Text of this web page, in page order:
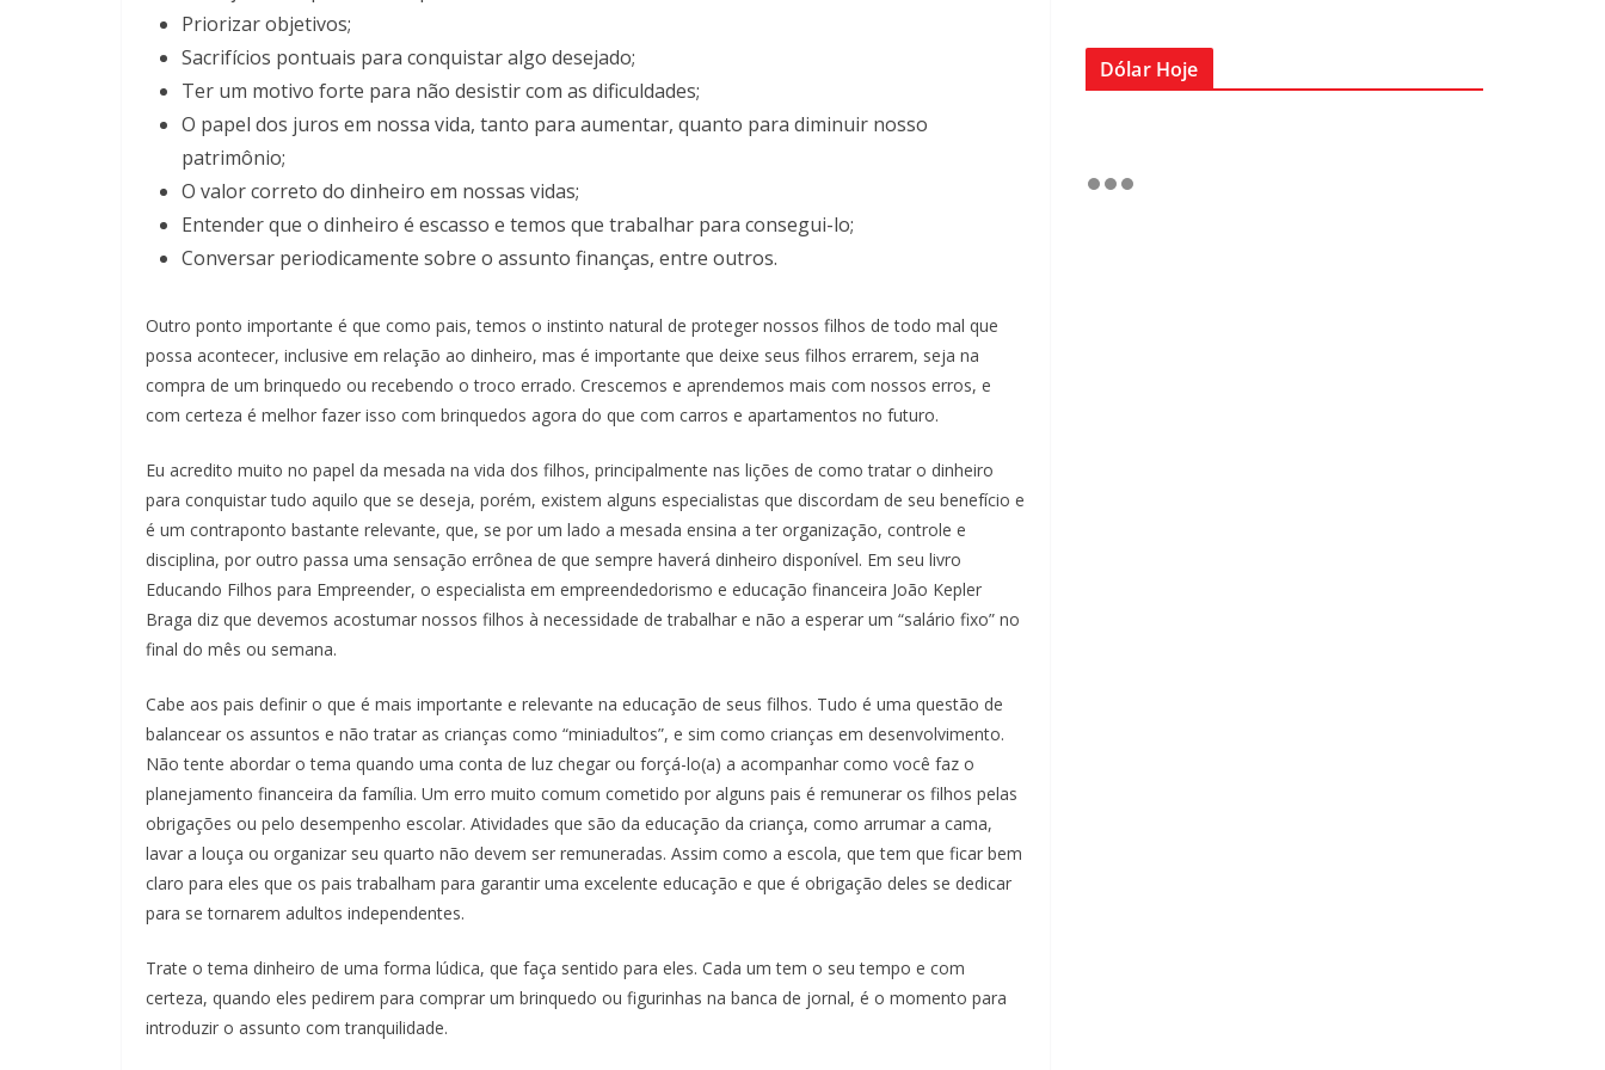
Priorizar objetivos;
Sacrifícios pontuais para conquistar algo desejado;
Ter um motivo forte para não desistir com as dificuldades;
O papel dos juros em nossa vida, tanto para aumentar, quanto para diminuir nosso
patrimônio;
O valor correto do dinheiro em nossas vidas;
Entender que o dinheiro é escasso e temos que trabalhar para consegui-lo;
Conversar periodicamente sobre o assunto finanças, entre outros.
Outro ponto importante é que como pais, temos o instinto natural de proteger nossos filhos de todo mal que
possa acontecer, inclusive em relação ao dinheiro, mas é importante que deixe seus filhos errarem, seja na
compra de um brinquedo ou recebendo o troco errado. Crescemos e aprendemos mais com nossos erros, e
com certeza é melhor fazer isso com brinquedos agora do que com carros e apartamentos no futuro.
Eu acredito muito no papel da mesada na vida dos filhos, principalmente nas lições de como tratar o dinheiro
para conquistar tudo aquilo que se deseja, porém, existem alguns especialistas que discordam de seu benefício e
é um contraponto bastante relevante, que, se por um lado a mesada ensina a ter organização, controle e
disciplina, por outro passa uma sensação errônea de que sempre haverá dinheiro disponível. Em seu livro
Educando Filhos para Empreender, o especialista em empreendedorismo e educação financeira João Kepler
Braga diz que devemos acostumar nossos filhos à necessidade de trabalhar e não a esperar um “salário fixo” no
final do mês ou semana.
Cabe aos pais definir o que é mais importante e relevante na educação de seus filhos. Tudo é uma questão de
balancear os assuntos e não tratar as crianças como “miniadultos”, e sim como crianças em desenvolvimento.
Não tente abordar o tema quando uma conta de luz chegar ou forçá-lo(a) a acompanhar como você faz o
planejamento financeira da família. Um erro muito comum cometido por alguns pais é remunerar os filhos pelas
obrigações ou pelo desempenho escolar. Atividades que são da educação da criança, como arrumar a cama,
lavar a louça ou organizar seu quarto não devem ser remuneradas. Assim como a escola, que tem que ficar bem
claro para eles que os pais trabalham para garantir uma excelente educação e que é obrigação deles se dedicar
para se tornarem adultos independentes.
Trate o tema dinheiro de uma forma lúdica, que faça sentido para eles. Cada um tem o seu tempo e com
certeza, quando eles pedirem para comprar um brinquedo ou figurinhas na banca de jornal, é o momento para
introduzir o assunto com tranquilidade.
Dólar Hoje